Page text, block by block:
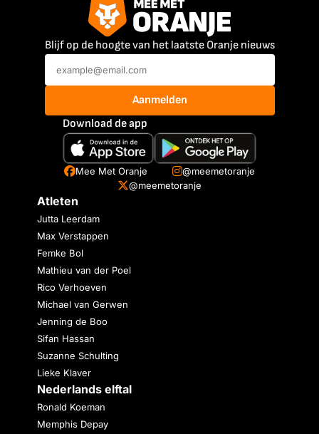
Blijf op de hoogte van het laatste Oranje nieuws
Aanmelden
Download de app
Mee Met Oranje
@meemetoranje
@meemetoranje
Atleten
Jutta Leerdam
Max Verstappen
Femke Bol
Mathieu van der Poel
Rico Verhoeven
Michael van Gerwen
Jenning de Boo
Sifan Hassan
Suzanne Schulting
Lieke Klaver
Nederlands elftal
Ronald Koeman
Memphis Depay